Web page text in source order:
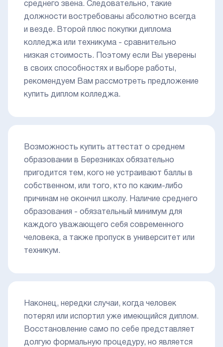
среднего звена. Следовательно, такие
должности востребованы абсолютно всегда
и везде. Второй плюс покупки диплома
колледжа или техникума - сравнительно
низкая стоимость. Поэтому если Вы уверены
в своих способностях и выборе работы,
рекомендуем Вам рассмотреть предложение
купить диплом колледжа.
Возможность купить аттестат о среднем
образовании в Березниках обязательно
пригодится тем, кого не устраивают баллы в
собственном, или того, кто по каким-либо
причинам не окончил школу. Наличие среднего
образования - обязательный минимум для
каждого уважающего себя современного
человека, а также пропуск в университет или
техникум.
Наконец, нередки случаи, когда человек
потерял или испортил уже имеющийся диплом.
Восстановление само по себе представляет
долгую формальную процедуру, но является